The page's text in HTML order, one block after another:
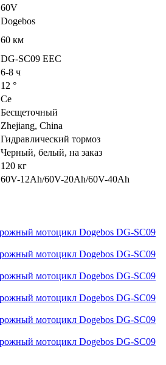
60V
Dogebos
60 км
DG-SC09 EEC
6-8 ч
12 °
Ce
Бесщеточный
Zhejiang, China
Гидравлический тормоз
Черный, белый, на заказ
120 кг
60V-12Ah/60V-20Ah/60V-40Ah